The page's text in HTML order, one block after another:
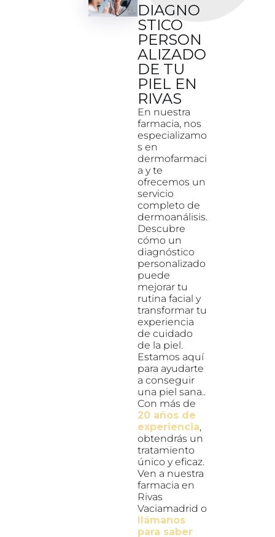
DIAGNO
STICO
PERSON
ALIZADO
DE TU
PIEL EN
RIVAS
En nuestra
farmacia, nos
especializamo
s en
dermofarmaci
a y te
ofrecemos un
servicio
completo de
dermoanálisis.
Descubre
cómo un
diagnóstico
personalizado
puede
mejorar tu
rutina facial y
transformar tu
experiencia
de cuidado
de la piel.
Estamos aquí
para ayudarte
a conseguir
una piel sana..
Con más de
20 años de
experiencia,
obtendrás un
tratamiento
único y eficaz.
Ven a nuestra
farmacia en
Rivas
Vaciamadrid o
llámanos
para saber